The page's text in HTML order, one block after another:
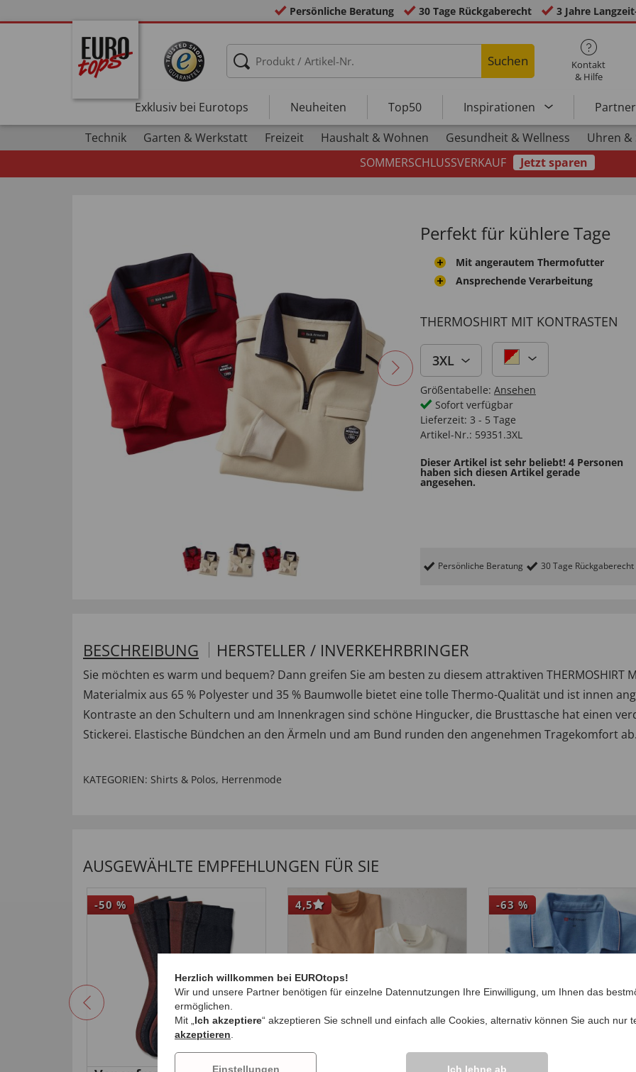
Persönliche Beratung 30 Tage Rückgaberecht 3 Jahre
Suchen
Kontakt
& Hilfe
Exklusiv bei Eurotops Neuheiten Top50 Inspirationen
Technik
Garten & Werkstatt Freizeit Haushalt & Wohnen Gesundheit & Wellness Uhren &
SOMMERSCHLUSSVERKAUF
Jetzt sparen
Perfekt für kühlere Tage
Mit angerautem Thermofutter
Ansprechende Verarbeitung
THERMOSHIRT MIT KONTRASTEN
3XL
Größentabelle: Ansehen
Sofort verfügbar
Lieferzeit: 3 - 5 Tage
Artikel-Nr.: 59351.3XL
Dieser Artikel ist sehr beliebt! 4 Personen
haben sich diesen Artikel gerade
angesehen.
Persönliche Beratung 30 Tage Rückgaberecht
BESCHREIBUNG HERSTELLER / INVERKEHRBRINGER
Sie möchten es warm und bequem? Dann greifen Sie am besten zu diesem attraktiven THERMOSHIRT
Materialmix aus 65 % Polyester und 35 % Baumwolle bietet eine tolle Thermo-Qualität und ist innen
Kontraste an den Schultern und am Innenkragen sind schöne Hingucker, die Brusttasche hat einen
Stickerei. Elastische Bündchen an den Ärmeln und am Bund runden den angenehmen Tragekomfort
KATEGORIEN: Shirts & Polos, Herrenmode
AUSGEWÄHLTE EMPFEHLUNGEN FÜR SIE
-50 % 4,5 -63 %
Herzlich willkommen bei EUROtops!
Wir und unsere Partner benötigen für einzelne Datennutzungen Ihre Einwilligung, um Ihnen das
ermöglichen.
Mit „ Ich akzeptiere“ akzeptieren Sie schnell und einfach alle Cookies, alternativ können Sie auch nur
akzeptieren
Einstellungen Ich lehne ab